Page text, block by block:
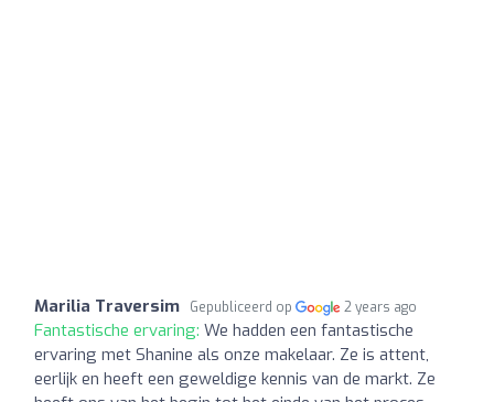
Marilia Traversim Gepubliceerd op 2 years ago
Fantastische ervaring: We hadden een fantastische
ervaring met Shanine als onze makelaar. Ze is attent,
eerlijk en heeft een geweldige kennis van de markt. Ze